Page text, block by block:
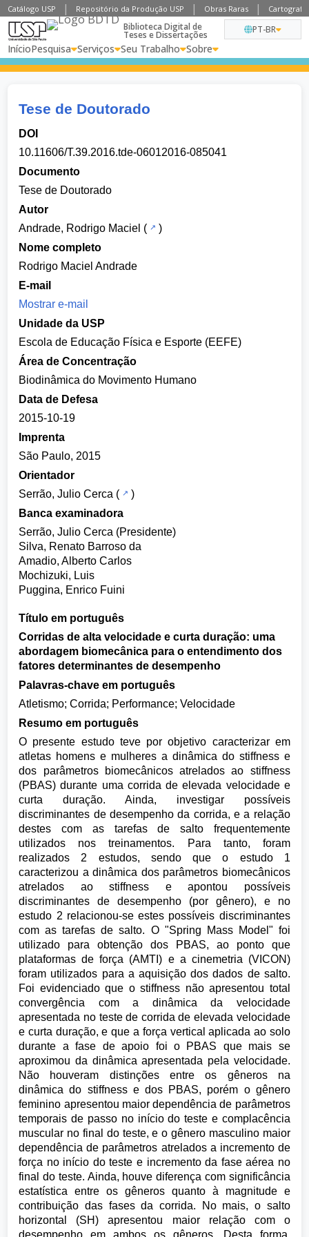
Catálogo USP Repositório da Produção USP Obras Raras
Biblioteca Digital de
Teses e Dissertações
InícioPesquisa Serviços Seu Trabalho Sobre
PT-BR
Tese de Doutorado
DOI
10.11606/T.39.2016.tde-06012016-085041
Documento
Tese de Doutorado
Autor
Andrade, Rodrigo Maciel (
)
Nome completo
Rodrigo Maciel Andrade
E-mail
Mostrar e-mail
Unidade da USP
Escola de Educação Física e Esporte (EEFE)
Área de Concentração
Biodinâmica do Movimento Humano
Data de Defesa
2015-10-19
Imprenta
São Paulo, 2015
Orientador
Serrão, Julio Cerca (
)
Banca examinadora
Serrão, Julio Cerca (Presidente)
Silva, Renato Barroso da
Amadio, Alberto Carlos
Mochizuki, Luis
Puggina, Enrico Fuini
Título em português
Corridas de alta velocidade e curta duração: uma
abordagem biomecânica para o entendimento dos
fatores determinantes de desempenho
Palavras-chave em português
Atletismo; Corrida; Performance; Velocidade
Resumo em português
O presente estudo teve por objetivo caracterizar em
atletas homens e mulheres a dinâmica do stiffness e
dos parâmetros biomecânicos atrelados ao stiffness
(PBAS) durante uma corrida de elevada velocidade e
curta duração. Ainda, investigar possíveis
discriminantes de desempenho da corrida, e a relação
destes com as tarefas de salto frequentemente
utilizados nos treinamentos. Para tanto, foram
realizados 2 estudos, sendo que o estudo 1
caracterizou a dinâmica dos parâmetros biomecânicos
atrelados ao stiffness e apontou possíveis
discriminantes de desempenho (por gênero), e no
estudo 2 relacionou-se estes possíveis discriminantes
com as tarefas de salto. O "Spring Mass Model" foi
utilizado para obtenção dos PBAS, ao ponto que
plataformas de força (AMTI) e a cinemetria (VICON)
foram utilizados para a aquisição dos dados de salto.
Foi evidenciado que o stiffness não apresentou total
convergência com a dinâmica da velocidade
apresentada no teste de corrida de elevada velocidade
e curta duração, e que a força vertical aplicada ao solo
durante a fase de apoio foi o PBAS que mais se
aproximou da dinâmica apresentada pela velocidade.
Não houveram distinções entre os gêneros na
dinâmica do stiffness e dos PBAS, porém o gênero
feminino apresentou maior dependência de parâmetros
temporais de passo no início do teste e complacência
muscular no final do teste, e o gênero masculino maior
dependência de parâmetros atrelados a incremento de
força no início do teste e incremento da fase aérea no
final do teste. Ainda, houve diferença com significância
estatística entre os gêneros quanto à magnitude e
contribuição das fases da corrida. No mais, o salto
horizontal (SH) apresentou maior relação com o
desempenho em ambos os gêneros. Desta forma,